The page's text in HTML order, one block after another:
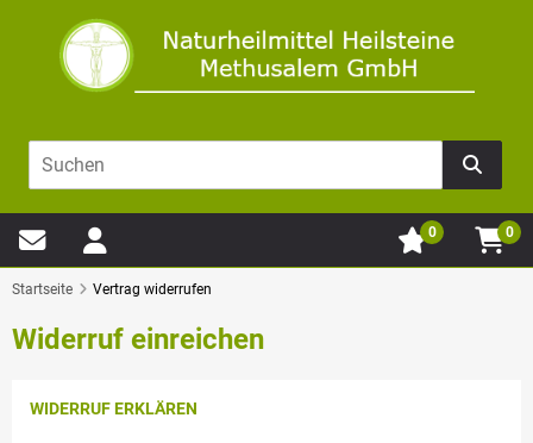
0
0
Startseite Vertrag widerrufen
Widerruf einreichen
WIDERRUF ERKLÄREN